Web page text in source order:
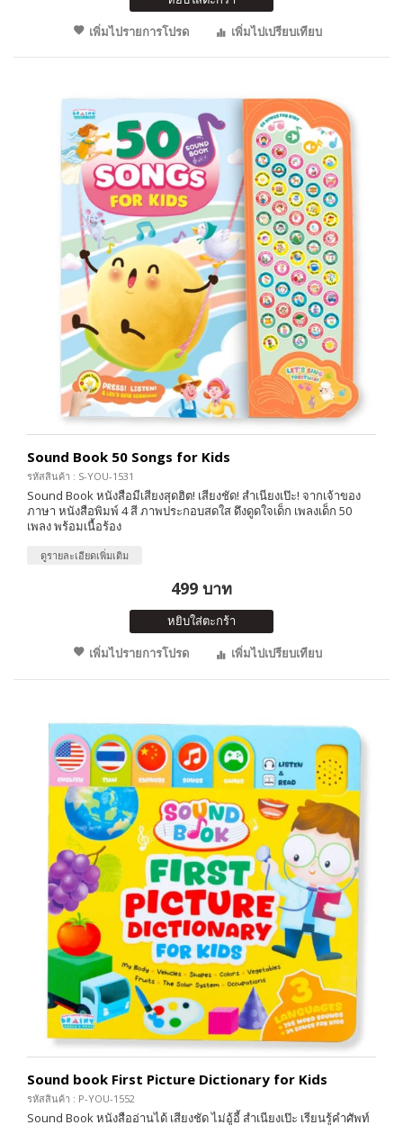
เพิ่มไปรายการโปรด
เพิ่มไปเปรียบเทียบ
Sound Book 50 Songs for Kids
รหัสสินค้า : S-YOU-1531
Sound Book หนังสือมีเสียงสุดฮิต! เสียงชัด! สำเนียงเป๊ะ! จากเจ้าของ
ภาษา หนังสือพิมพ์ 4 สี ภาพประกอบสดใส ดึงดูดใจเด็ก เพลงเด็ก 50
เพลง พร้อมเนื้อร้อง
ดูรายละเอียดเพิ่มเติม
499 บาท
หยิบใส่ตะกร้า
เพิ่มไปรายการโปรด
เพิ่มไปเปรียบเทียบ
Sound book First Picture Dictionary for Kids
รหัสสินค้า : P-YOU-1552
Sound Book หนังสืออ่านได้ เสียงชัด ไม่อู้อี้ สำเนียงเป๊ะ เรียนรู้คำศัพท์